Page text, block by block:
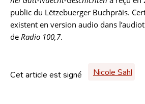
public du Lëtzebuerger Buchpräis.
existent en version audio dans
de Radio 100,7.
Cet article est signé Nicole Sahl